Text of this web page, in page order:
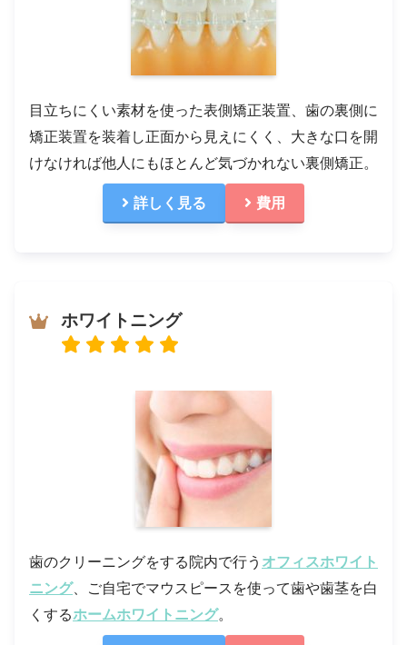
目立ちにくい素材を使った表側矯正装置、歯の裏側に
矯正装置を装着し正面から見えにくく、大きな口を開
けなければ他人にもほとんど気づかれない裏側矯正。
詳しく見る 費用
ホワイトニング
歯のクリーニングをする院内で行う オフィスホワイト
ニング、ご自宅でマウスピースを使って歯や歯茎を白
くするホームホワイトニング。